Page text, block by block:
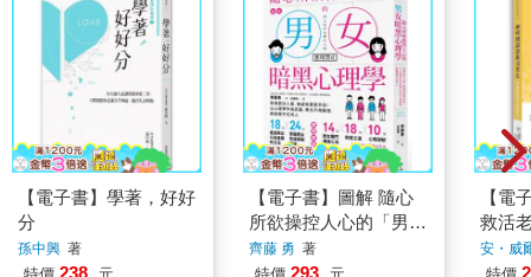
【電子書】學著，好好
分
孫中興 著
【電子書】圖解 隨心
所欲操控人心的「男女
暗黑心理學」【暢銷紀
念版】
齊藤 勇 著
【電
救活
安・威